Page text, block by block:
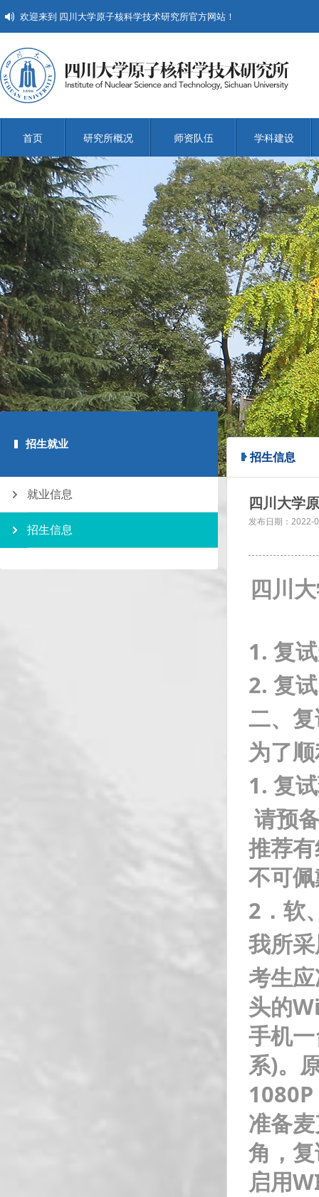
欢迎来到 四川大学原子核科学技术研究所官方网站！
首页 研究所概况 师资队伍 学科建设
招生就业
就业信息
招生信息
招生信息
四川大学
发布日期： 2022-
四川
1. 复
2. 复
二、
为了
1. 复
请预
推荐
不可
2 ．
我所
考生
头的
手机
系)。
准备
角，
启用